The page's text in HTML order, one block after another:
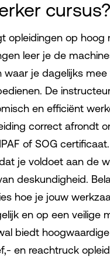
cursus?
opleidingen op hoog
leer je de
waar je dagelijks
De
en efficiënt
correct afrondt
of SOG
je voldoet aan de
deskundigheid.
hoe je jouw
en op een veilige
biedt
en reachtruck